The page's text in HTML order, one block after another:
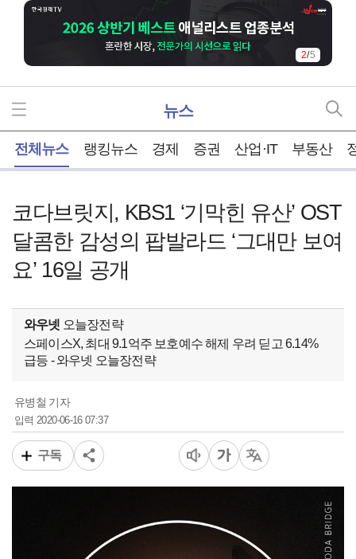
2/5
뉴스
전체뉴스 랭킹뉴스 경제 증권 산업·IT 부동산
코다브릿지, KBS1 ‘기막힌 유산’ OST
달콤한 감성의 팝발라드 ‘그대만 보여
요’ 16일 공개
와우넷 오늘장전략
스페이스X, 최대 9.1억주 보호예수 해제 우려 딛고 6.14%
급등 - 와우넷 오늘장전략
유병철 기자
입력2020-06-16 07:37
구독